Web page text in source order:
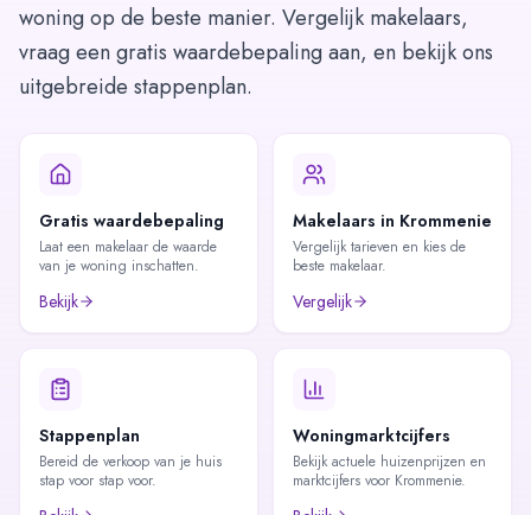
woning op de beste manier. Vergelijk makelaars,
vraag een gratis waardebepaling aan, en bekijk ons
uitgebreide stappenplan.
Gratis waardebepaling
Laat een makelaar de waarde
van je woning inschatten.
Bekijk
Makelaars in Krommenie
Vergelijk tarieven en kies de
beste makelaar.
Vergelijk
Stappenplan
Bereid de verkoop van je huis
stap voor stap voor.
Woningmarktcijfers
Bekijk actuele huizenprijzen en
marktcijfers voor Krommenie.